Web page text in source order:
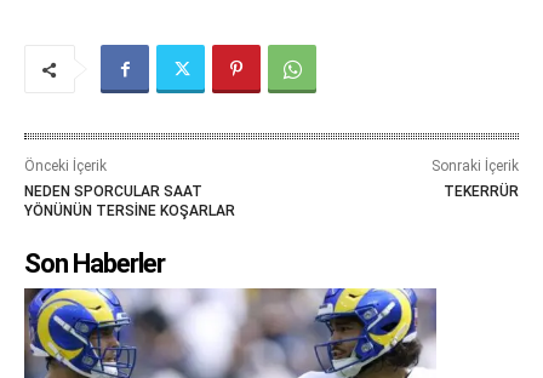
Önceki İçerik
NEDEN SPORCULAR SAAT
YÖNÜNÜN TERSİNE KOŞARLAR
Sonraki İçerik
TEKERRÜR
Son Haberler